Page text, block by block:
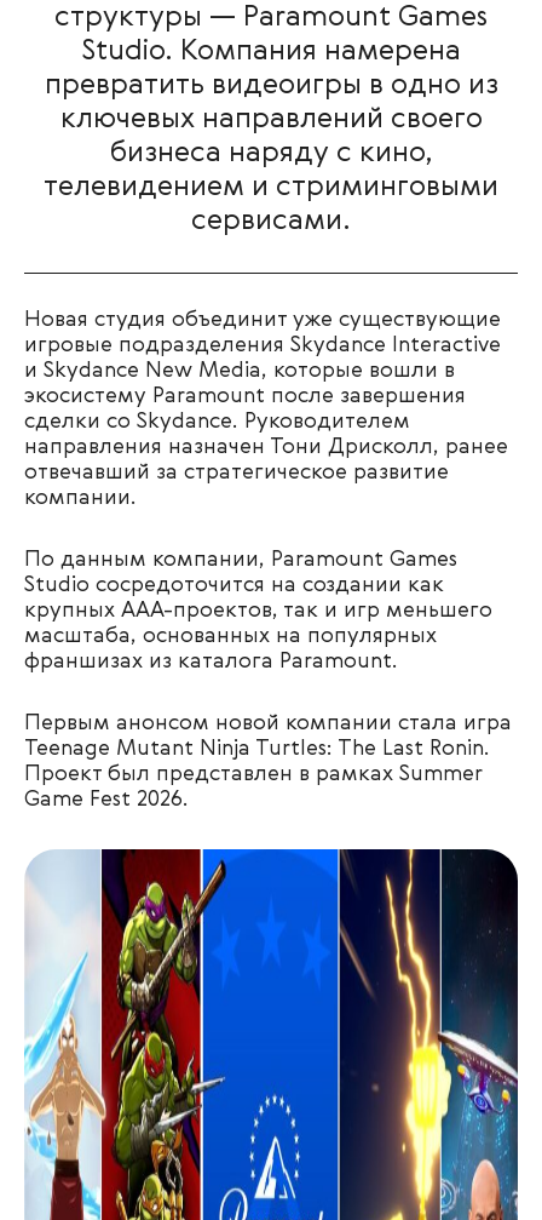
структуры — Paramount Games
Studio. Компания намерена
превратить видеоигры в одно из
ключевых направлений своего
бизнеса наряду с кино,
телевидением и стриминговыми
сервисами.
Новая студия объединит уже существующие
игровые подразделения Skydance Interactive
и Skydance New Media, которые вошли в
экосистему Paramount после завершения
сделки со Skydance. Руководителем
направления назначен Тони Дрисколл, ранее
отвечавший за стратегическое развитие
компании.
По данным компании, Paramount Games
Studio сосредоточится на создании как
крупных AAA-проектов, так и игр меньшего
масштаба, основанных на популярных
франшизах из каталога Paramount.
Первым анонсом новой компании стала игра
Teenage Mutant Ninja Turtles: The Last Ronin.
Проект был представлен в рамках Summer
Game Fest 2026.